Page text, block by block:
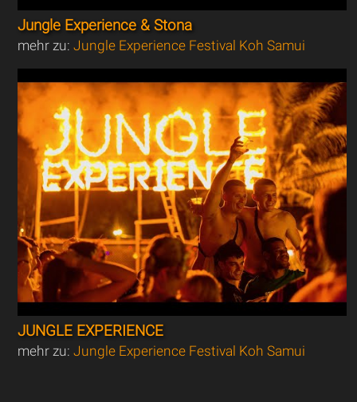
Jungle Experience & Stona
mehr zu:Jungle Experience Festival Koh Samui
JUNGLE EXPERIENCE
mehr zu:Jungle Experience Festival Koh Samui